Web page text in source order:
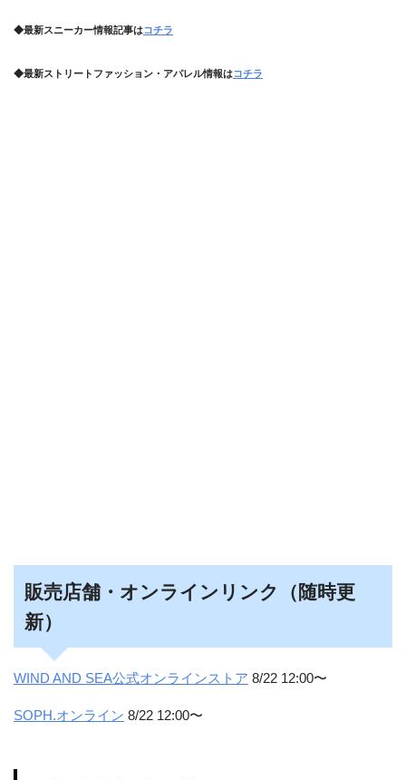
◆最新スニーカー情報記事はコチラ
◆最新ストリートファッション・アパレル情報はコチラ
販売店舗・オンラインリンク（随時更
新）
WIND AND SEA公式オンラインストア 8/22 12:00〜
SOPH.オンライン 8/22 12:00〜